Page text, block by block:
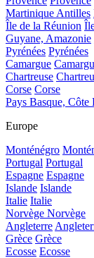
Martinique Antilles
Île de la Réunion
Guyane, Amazonie
Pyrénées Pyrénées
Camargue
Chartreuse
Corse Corse
Pays Basque, Côte
Europe
Monténégro
Portugal Portugal
Espagne Espagne
Islande Islande
Italie Italie
Norvège Norvège
Angleterre
Grèce Grèce
Ecosse Ecosse